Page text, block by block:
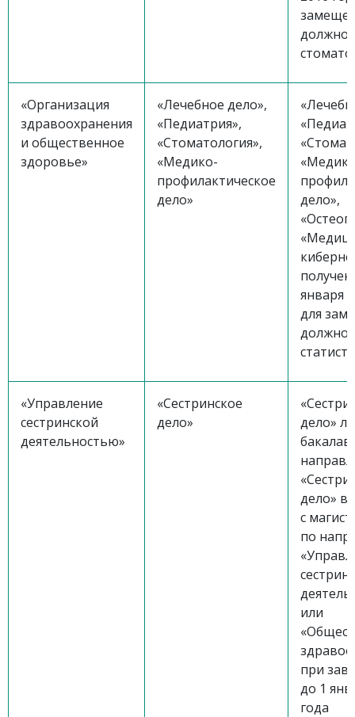
«Организация
здравоохранения
и общественное
здоровье»
«Лечебное дело»,
«Педиатрия»,
«Стоматология»,
«Медико-
профилактическое
дело»
дело»,
января
для
«Управление
сестринской
деятельностью»
«Сестринское
дело»
дело»
дело» в
с
по
или
при
до 1
года